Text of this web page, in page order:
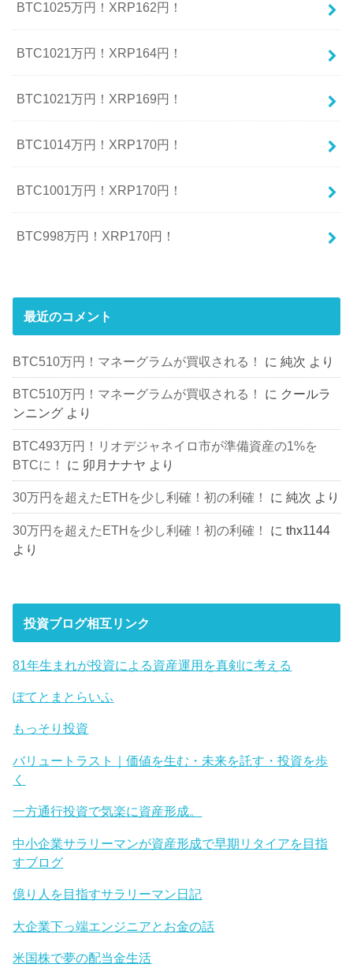
BTC1025万円！XRP162円！
BTC1021万円！XRP164円！
BTC1021万円！XRP169円！
BTC1014万円！XRP170円！
BTC1001万円！XRP170円！
BTC998万円！XRP170円！
最近のコメント
BTC510万円！マネーグラムが買収される！ に純次 より
BTC510万円！マネーグラムが買収される！ に クールラ
ンニング より
BTC493万円！リオデジャネイロ市が準備資産の1%を
BTCに！
に 卯月ナナヤ より
30万円を超えたETHを少し利確！初の利確！ に純次 より
30万円を超えたETHを少し利確！初の利確！ にthx1144
より
投資ブログ相互リンク
81年生まれが投資による資産運用を真剣に考える
ぽてとまとらいふ
もっそり投資
バリュートラスト｜価値を生む・未来を託す・投資を歩
く
一方通行投資で気楽に資産形成。
中小企業サラリーマンが資産形成で早期リタイアを目指
すブログ
億り人を目指すサラリーマン日記
大企業下っ端エンジニアとお金の話
米国株で夢の配当金生活